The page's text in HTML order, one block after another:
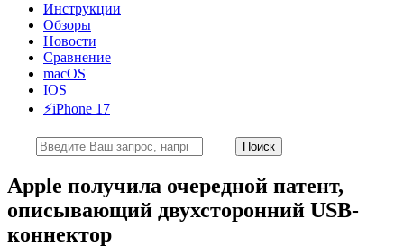
Инструкции
Обзоры
Новости
Сравнение
macOS
IOS
⚡️iPhone 17
Apple получила очередной патент,
описывающий двухсторонний USB-
коннектор